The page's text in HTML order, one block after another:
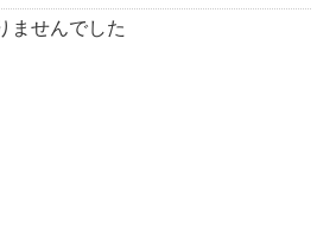
ませんでした